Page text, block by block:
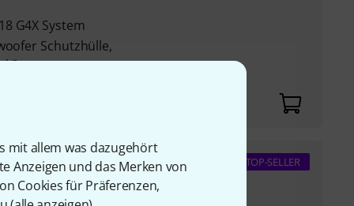
mit allem was dazugehört
Anzeigen und das Merken von
Cookies für Präferenzen,
G4X System
Schutzhülle,
Spanngurt
TOP-SELLER
92€